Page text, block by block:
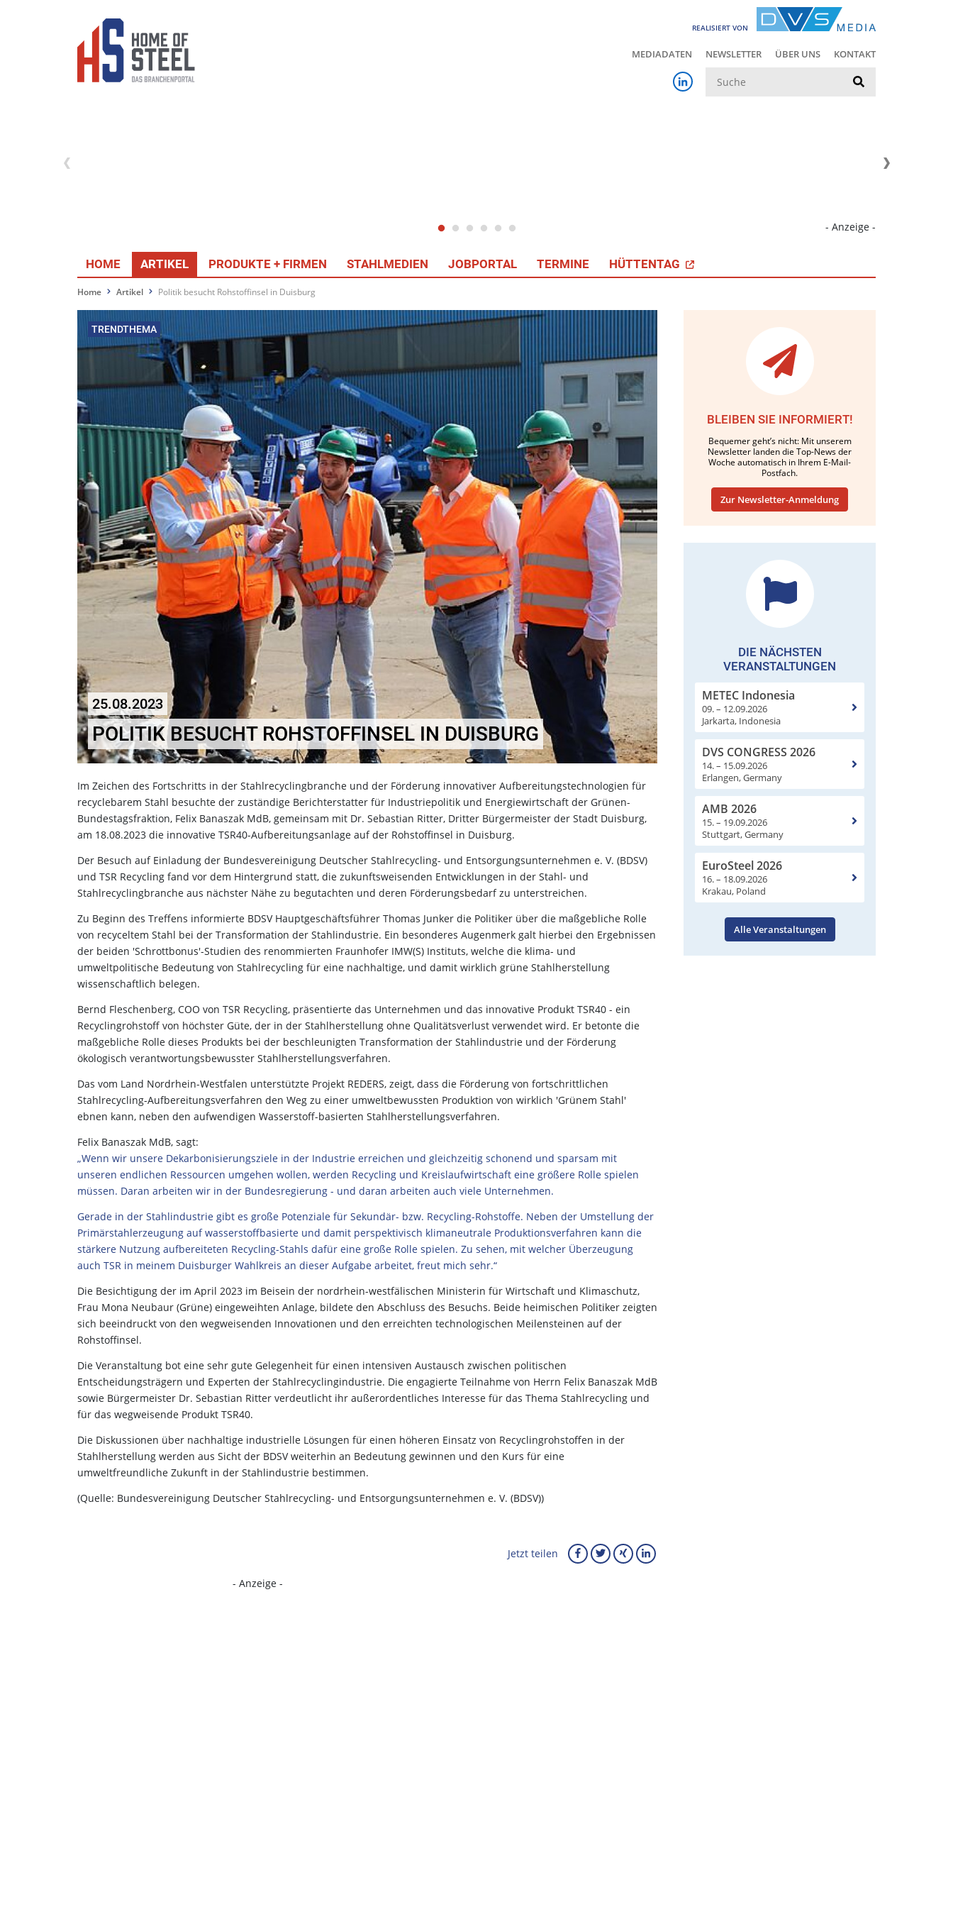
REALISIERT VON
MEDIADATEN NEWSLETTER ÜBER UNS KONTAKT
- Anzeige -
HOME ARTIKEL PRODUKTE + FIRMEN STAHLMEDIEN JOBPORTAL TERMINE HÜTTENTAG
Home Artikel Politik besucht Rohstoffinsel in Duisburg
TRENDTHEMA
25.08.2023
POLITIK BESUCHT ROHSTOFFINSEL IN DUISBURG
Im Zeichen des Fortschritts in der Stahlrecyclingbranche und der Förderung innovativer Aufbereitungstechnologien für
recyclebarem Stahl besuchte der zuständige Berichterstatter für Industriepolitik und Energiewirtschaft der Grünen-
Bundestagsfraktion, Felix Banaszak MdB, gemeinsam mit Dr. Sebastian Ritter, Dritter Bürgermeister der Stadt Duisburg,
am 18.08.2023 die innovative TSR40-Aufbereitungsanlage auf der Rohstoffinsel in Duisburg.
Der Besuch auf Einladung der Bundesvereinigung Deutscher Stahlrecycling- und Entsorgungsunternehmen e. V. (BDSV)
und TSR Recycling fand vor dem Hintergrund statt, die zukunftsweisenden Entwicklungen in der Stahl- und
Stahlrecyclingbranche aus nächster Nähe zu begutachten und deren Förderungsbedarf zu unterstreichen.
Zu Beginn des Treffens informierte BDSV Hauptgeschäftsführer Thomas Junker die Politiker über die maßgebliche Rolle
von recyceltem Stahl bei der Transformation der Stahlindustrie. Ein besonderes Augenmerk galt hierbei den Ergebnissen
der beiden 'Schrottbonus'-Studien des renommierten Fraunhofer IMW(S) Instituts, welche die klima- und
umweltpolitische Bedeutung von Stahlrecycling für eine nachhaltige, und damit wirklich grüne Stahlherstellung
wissenschaftlich belegen.
Bernd Fleschenberg, COO von TSR Recycling, präsentierte das Unternehmen und das innovative Produkt TSR40 - ein
Recyclingrohstoff von höchster Güte, der in der Stahlherstellung ohne Qualitätsverlust verwendet wird. Er betonte die
maßgebliche Rolle dieses Produkts bei der beschleunigten Transformation der Stahlindustrie und der Förderung
ökologisch verantwortungsbewusster Stahlherstellungsverfahren.
Das vom Land Nordrhein-Westfalen unterstützte Projekt REDERS, zeigt, dass die Förderung von fortschrittlichen
Stahlrecycling-Aufbereitungsverfahren den Weg zu einer umweltbewussten Produktion von wirklich 'Grünem Stahl'
ebnen kann, neben den aufwendigen Wasserstoff-basierten Stahlherstellungsverfahren.
Felix Banaszak MdB, sagt:
„Wenn wir unsere Dekarbonisierungsziele in der Industrie erreichen und gleichzeitig schonend und sparsam mit
unseren endlichen Ressourcen umgehen wollen, werden Recycling und Kreislaufwirtschaft eine größere Rolle spielen
müssen. Daran arbeiten wir in der Bundesregierung - und daran arbeiten auch viele Unternehmen.
Gerade in der Stahlindustrie gibt es große Potenziale für Sekundär- bzw. Recycling-Rohstoffe. Neben der Umstellung der
Primärstahlerzeugung auf wasserstoffbasierte und damit perspektivisch klimaneutrale Produktionsverfahren kann die
stärkere Nutzung aufbereiteten Recycling-Stahls dafür eine große Rolle spielen. Zu sehen, mit welcher Überzeugung
auch TSR in meinem Duisburger Wahlkreis an dieser Aufgabe arbeitet, freut mich sehr.“
Die Besichtigung der im April 2023 im Beisein der nordrhein-westfälischen Ministerin für Wirtschaft und Klimaschutz,
Frau Mona Neubaur (Grüne) eingeweihten Anlage, bildete den Abschluss des Besuchs. Beide heimischen Politiker zeigten
sich beeindruckt von den wegweisenden Innovationen und den erreichten technologischen Meilensteinen auf der
Rohstoffinsel.
Die Veranstaltung bot eine sehr gute Gelegenheit für einen intensiven Austausch zwischen politischen
Entscheidungsträgern und Experten der Stahlrecyclingindustrie. Die engagierte Teilnahme von Herrn Felix Banaszak MdB
sowie Bürgermeister Dr. Sebastian Ritter verdeutlicht ihr außerordentliches Interesse für das Thema Stahlrecycling und
für das wegweisende Produkt TSR40.
Die Diskussionen über nachhaltige industrielle Lösungen für einen höheren Einsatz von Recyclingrohstoffen in der
Stahlherstellung werden aus Sicht der BDSV weiterhin an Bedeutung gewinnen und den Kurs für eine
umweltfreundliche Zukunft in der Stahlindustrie bestimmen.
(Quelle: Bundesvereinigung Deutscher Stahlrecycling- und Entsorgungsunternehmen e. V. (BDSV))
Jetzt teilen
BLEIBEN SIE INFORMIERT!
Bequemer geht’s nicht: Mit unserem
Newsletter landen die Top-News der
Woche automatisch in Ihrem E-Mail-
Postfach.
Zur Newsletter-Anmeldung
DIE NÄCHSTEN
VERANSTALTUNGEN
METEC Indonesia
09. – 12.09.2026
Jarkarta, Indonesia
DVS CONGRESS 2026
14. – 15.09.2026
Erlangen, Germany
AMB 2026
15. – 19.09.2026
Stuttgart, Germany
EuroSteel 2026
16. – 18.09.2026
Krakau, Poland
Alle Veranstaltungen
- Anzeige -